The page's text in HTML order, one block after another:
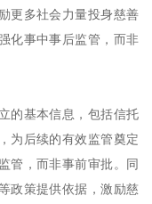
更多社会力量投身慈善
化事中事后监管，而非
的基本信息，包括信托
为后续的有效监管奠定
管，而非事前审批。同
政策提供依据，激励慈